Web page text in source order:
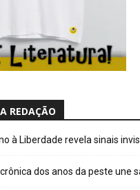
REDAÇÃO
à Liberdade revela sinais
dos anos da peste une